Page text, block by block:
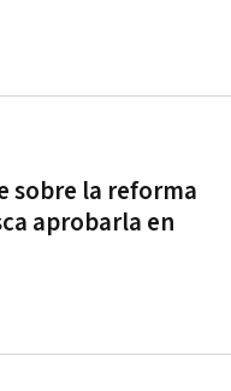
sobre la reforma
aprobarla en